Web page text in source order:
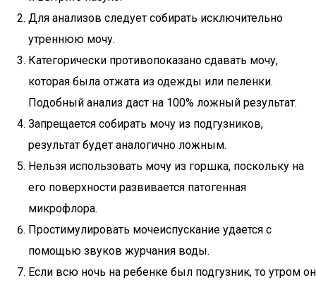
Для анализов следует собирать исключительно
утреннюю мочу.
Категорически противопоказано сдавать мочу,
которая была отжата из одежды или пеленки.
Подобный анализ даст на 100% ложный результат.
Запрещается собирать мочу из подгузников,
результат будет аналогично ложным.
Нельзя использовать мочу из горшка, поскольку на
его поверхности развивается патогенная
микрофлора.
Простимулировать мочеиспускание удается с
помощью звуков журчания воды.
Если всю ночь на ребенке был подгузник, то утром он